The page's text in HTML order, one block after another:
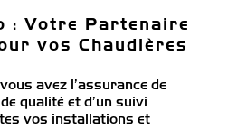
: Votre Partenaire
vos Chaudières
avez l’assurance de
qualité et d’un suivi
vos installations et